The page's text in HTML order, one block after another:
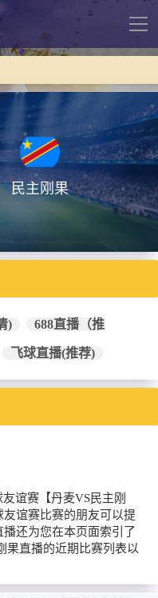
导
民主刚果
) 688直播（推
飞球直播(推荐)
谊赛【丹麦VS民主刚
谊赛比赛的朋友可以提
还为您在本页面索引了
果直播的近期比赛列表以